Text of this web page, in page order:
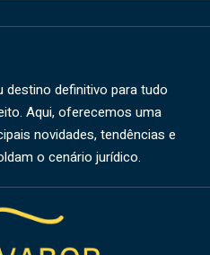
destino definitivo para tudo
Aqui, oferecemos uma
novidades, tendências e
o cenário jurídico.